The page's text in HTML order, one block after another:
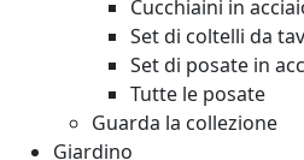
Cucchiaini in
Set di coltelli da
Set di posate in
Tutte le posate
Guarda la collezione
Giardino